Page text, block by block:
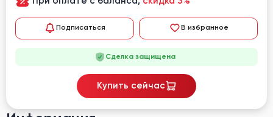
Подписаться В избранное
Сделка защищена
Купить сейчас